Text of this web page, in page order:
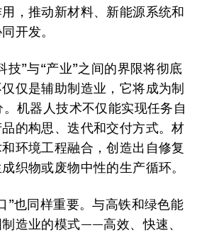
，推动新材料、新能源系统和
开发。
技”与“产业”之间的界限将彻底
仅是辅助制造业，它将成为制
机器人技术不仅能实现任务自
的构思、迭代和交付方式。材
环境工程融合，创造出自修复
织物或废物中性的生产循环。
”也同样重要。与高铁和绿色能
造业的模式——高效、快速、